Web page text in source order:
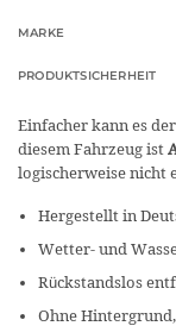
MARKE
PRODUKTSICHERHEIT
Einfacher kann es
diesem Fahrzeug ist
logischerweise nicht
Hergestellt in
Wetter- und
Rückstandslos
Ohne